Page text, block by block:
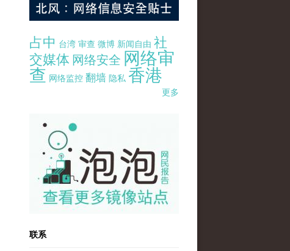
占中 台湾 审查 微博 新闻自由 社
交媒体 网络安全 网络审
查 网络监控 翻墙 隐私 香港
更多
pao-pao-banner-mirror-site-120814.jpg
联系